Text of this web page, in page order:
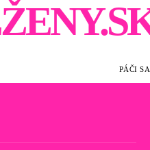
PÁČI SA